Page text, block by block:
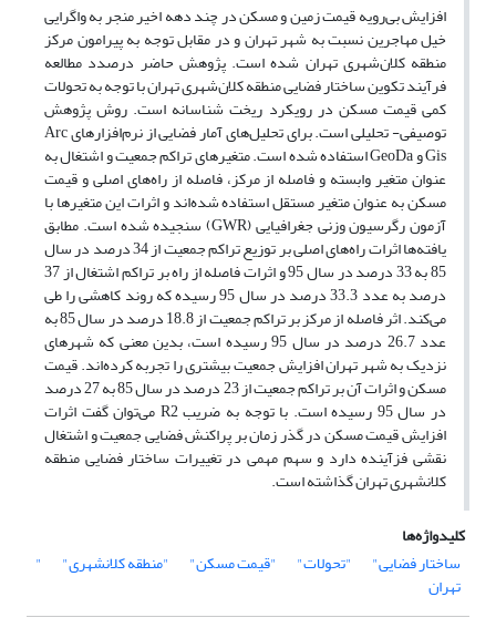
افزایش بی‌رویه قیمت زمین و مسکن در چند دهه اخیر منجر به واگرایی
خیل مهاجرین نسبت به شهر تهران و در مقابل توجه به پیرامون مرکز
منطقه کلان‌شهری تهران شده است. پژوهش حاضر درصدد مطالعه
فرآیند تکوین ساختار فضایی منطقه کلان‌شهری تهران با توجه به تحولات
کمی قیمت مسکن در رویکرد ریخت شناسانه است. روش پژوهش
توصیفی- تحلیلی است. برای تحلیل‌های آمار فضایی از نرم‌افزارهای Arc
Gis و GeoDa استفاده شده است. متغیرهای تراکم جمعیت و اشتغال به
عنوان متغیر وابسته و فاصله از مرکز، فاصله از راه‌های اصلی و قیمت
مسکن به عنوان متغیر مستقل استفاده شده‌اند و اثرات این متغیرها با
آزمون رگرسیون وزنی جغرافیایی (GWR) سنجیده شده است. مطابق
یافته‌ها اثرات راه‌های اصلی بر توزیع تراکم جمعیت از 34 درصد در سال
85 به 33 درصد در سال 95 و اثرات فاصله از راه بر تراکم اشتغال از 37
درصد به عدد 33.3 درصد در سال 95 رسیده که روند کاهشی را طی
می‌کند. اثر فاصله از مرکز بر تراکم جمعیت از 18.8 درصد در سال 85 به
عدد 26.7 درصد در سال 95 رسیده است، بدین معنی که شهرهای
نزدیک به شهر تهران افزایش جمعیت بیشتری را تجربه کرده‌اند. قیمت
مسکن و اثرات آن بر تراکم جمعیت از 23 درصد در سال 85 به 27 درصد
در سال 95 رسیده است. با توجه به ضریب R2 می‌توان گفت اثرات
افزایش قیمت مسکن در گذر زمان بر پراکنش فضایی جمعیت و اشتغال
نقشی فزآینده دارد و سهم مهمی در تغییرات ساختار فضایی منطقه
کلانشهری تهران گذاشته است.
کلیدواژه‌ها
ساختار فضایی"
"تحولات" "قیمت مسکن" "منطقه کلانشهری" "
تهران